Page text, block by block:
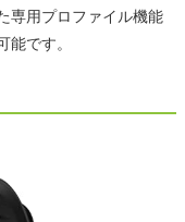
専用プロファイル機能
能です。